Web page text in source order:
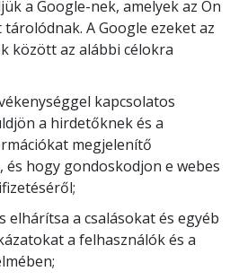
a Google-nek, amelyek az Ön
A Google ezeket az
között az alábbi célokra
kapcsolatos
a hirdetőknek és a
megjelenítő
és hogy gondoskodjon e webes
elhárítsa a csalásokat és egyéb
a felhasználók és a